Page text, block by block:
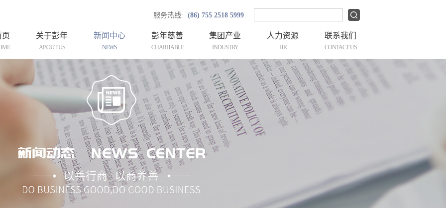
服务热线: (86) 755 2518 5999
页
ABOUT US
关于彭年
NEWS
新闻中心
CHARITABLE
彭年慈善
INDUSTRY
集团产业
HR
人力资源
CONTACT US
联系我们